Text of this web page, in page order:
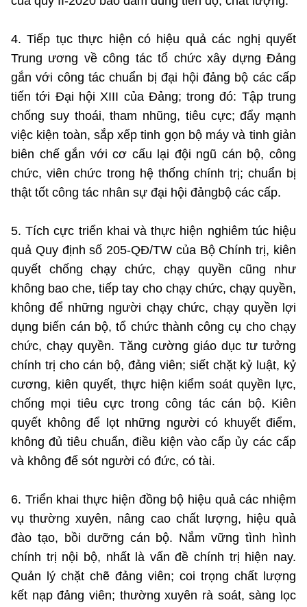
4. Tiếp tục thực hiện có hiệu quả các nghị quyết
Trung ương về công tác tổ chức xây dựng Đảng
gắn với công tác chuẩn bị đại hội đảng bộ các cấp
tiến tới Đại hội XIII của Đảng; trong đó: Tập trung
chống suy thoái, tham nhũng, tiêu cực; đẩy mạnh
việc kiện toàn, sắp xếp tinh gọn bộ máy và tinh giản
biên chế gắn với cơ cấu lại đội ngũ cán bộ, công
chức, viên chức trong hệ thống chính trị; chuẩn bị
thật tốt công tác nhân sự đại hội đảngbộ các cấp.
5. Tích cực triển khai và thực hiện nghiêm túc hiệu
quả Quy định số 205-QĐ/TW của Bộ Chính trị, kiên
quyết chống chạy chức, chạy quyền cũng như
không bao che, tiếp tay cho chạy chức, chạy quyền,
không để những người chạy chức, chạy quyền lợi
dụng biến cán bộ, tổ chức thành công cụ cho chạy
chức, chạy quyền. Tăng cường giáo dục tư tưởng
chính trị cho cán bộ, đảng viên; siết chặt kỷ luật, kỷ
cương, kiên quyết, thực hiện kiểm soát quyền lực,
chống mọi tiêu cực trong công tác cán bộ. Kiên
quyết không để lọt những người có khuyết điểm,
không đủ tiêu chuẩn, điều kiện vào cấp ủy các cấp
và không để sót người có đức, có tài.
6. Triển khai thực hiện đồng bộ hiệu quả các nhiệm
vụ thường xuyên, nâng cao chất lượng, hiệu quả
đào tạo, bồi dưỡng cán bộ. Nắm vững tình hình
chính trị nội bộ, nhất là vấn đề chính trị hiện nay.
Quản lý chặt chẽ đảng viên; coi trọng chất lượng
kết nạp đảng viên; thường xuyên rà soát, sàng lọc